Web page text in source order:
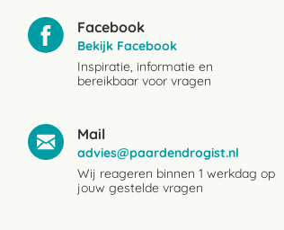
Facebook
Bekijk Facebook
Inspiratie, informatie en
bereikbaar voor vragen
Mail
advies@paardendrogist.nl
Wij reageren binnen 1 werkdag op
jouw gestelde vragen